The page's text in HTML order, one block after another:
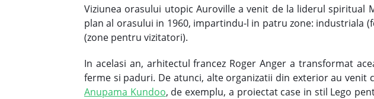
Viziunea orasului utopic Auroville a venit de la liderul spiritual
plan al orasului in 1960, impartindu-l in patru zone: industriala
(zone pentru vizitatori).
In acelasi an, arhitectul francez Roger Anger a transformat
ferme si paduri. De atunci, alte organizatii din exterior au
Anupama Kundoo, de exemplu, a proiectat case in stil Lego